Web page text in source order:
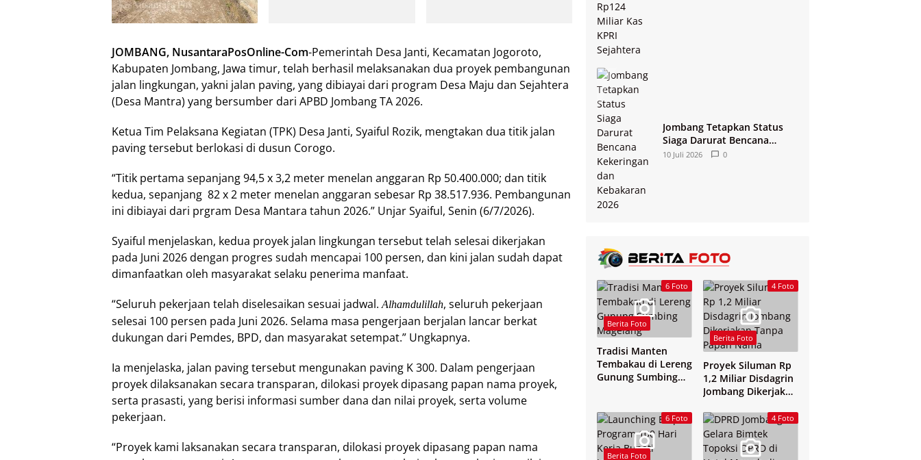
JOMBANG, NusantaraPosOnline-Com-Pemerintah Desa Janti, Kecamatan Jogoroto,
Kabupaten Jombang, Jawa timur, telah berhasil melaksanakan dua proyek pembangunan
jalan lingkungan, yakni jalan paving, yang dibiayai dari program Desa Maju dan Sejahtera
(Desa Mantra) yang bersumber dari APBD Jombang TA 2026.
Ketua Tim Pelaksana Kegiatan (TPK) Desa Janti, Syaiful Rozik, mengtakan dua titik jalan
paving tersebut berlokasi di dusun Corogo.
“Titik pertama sepanjang 94,5 x 3,2 meter menelan anggaran Rp 50.400.000; dan titik
kedua, sepanjang 82 x 2 meter menelan anggaran sebesar Rp 38.517.936. Pembangunan
ini dibiayai dari prgram Desa Mantara tahun 2026.” Unjar Syaiful, Senin (6/7/2026).
Syaiful menjelaskan, kedua proyek jalan lingkungan tersebut telah selesai dikerjakan
pada Juni 2026 dengan progres sudah mencapai 100 persen, dan kini jalan sudah dapat
dimanfaatkan oleh masyarakat selaku penerima manfaat.
“Seluruh pekerjaan telah diselesaikan sesuai jadwal.Alhamdulillah, seluruh pekerjaan
selesai 100 persen pada Juni 2026. Selama masa pengerjaan berjalan lancar berkat
dukungan dari Pemdes, BPD, dan masyarakat setempat.” Ungkapnya.
Ia menjelaska, jalan paving tersebut mengunakan paving K 300. Dalam pengerjaan
proyek dilaksanakan secara transparan, dilokasi proyek dipasang papan nama proyek,
serta prasasti, yang berisi informasi sumber dana dan nilai proyek, serta volume
pekerjaan.
“Proyek kami laksanakan secara transparan, dilokasi proyek dipasang papan nama
Jombang Tetapkan Status
Siaga Darurat Bencana
Kekeringan dan Kebakaran
10 Juli 2026 0
6 Foto
Berita Foto
Tradisi Manten
Tembakau di Lereng
Gunung Sumbing
4 Foto
Berita Foto
Proyek Siluman Rp
1,2 Miliar Disdagrin
Jombang Dikerjakan
6 Foto
Berita Foto
4 Foto